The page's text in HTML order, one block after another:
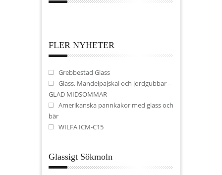
FLER NYHETER
Grebbestad Glass
Glass, Mandelpajskal och jordgubbar –
GLAD MIDSOMMAR
Amerikanska pannkakor med glass och
bär
WILFA ICM-C15
Glassigt Sökmoln